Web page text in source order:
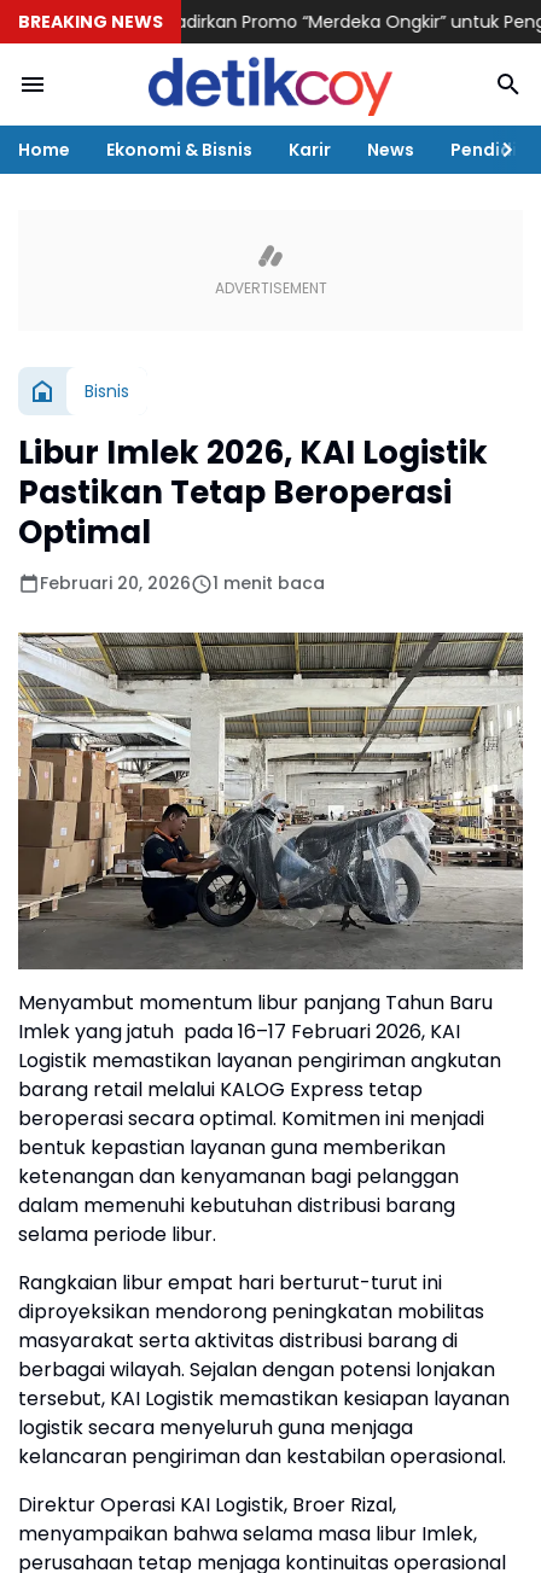
BREAKING NEWS
Logistik Hadirkan Promo “Merdeka Ongkir” untuk Pengiriman
Home Ekonomi & Bisnis Karir News
Bisnis
Libur Imlek 2026, KAI Logistik
Pastikan Tetap Beroperasi
Optimal
Februari 20, 2026 1 menit baca
Menyambut momentum libur panjang Tahun Baru
Imlek yang jatuh pada 16–17 Februari 2026, KAI
Logistik memastikan layanan pengiriman angkutan
barang retail melalui KALOG Express tetap
beroperasi secara optimal. Komitmen ini menjadi
bentuk kepastian layanan guna memberikan
ketenangan dan kenyamanan bagi pelanggan
dalam memenuhi kebutuhan distribusi barang
selama periode libur.
Rangkaian libur empat hari berturut-turut ini
diproyeksikan mendorong peningkatan mobilitas
masyarakat serta aktivitas distribusi barang di
berbagai wilayah. Sejalan dengan potensi lonjakan
tersebut, KAI Logistik memastikan kesiapan layanan
logistik secara menyeluruh guna menjaga
kelancaran pengiriman dan kestabilan operasional.
Direktur Operasi KAI Logistik, Broer Rizal,
menyampaikan bahwa selama masa libur Imlek,
perusahaan tetap menjaga kontinuitas operasional